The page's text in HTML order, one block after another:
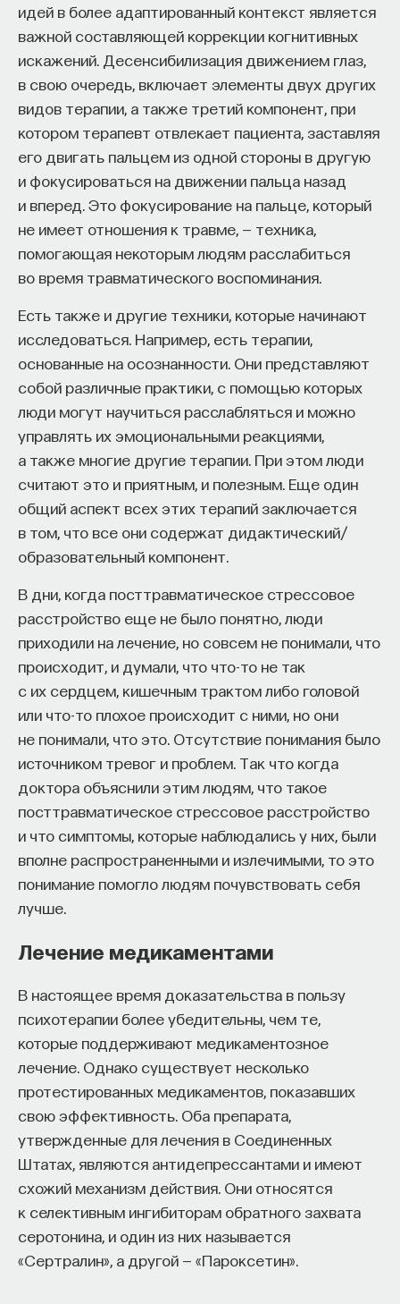
идей в более адаптированный контекст является
важной составляющей коррекции когнитивных
искажений. Десенсибилизация движением глаз,
в свою очередь, включает элементы двух других
видов терапии, а также третий компонент, при
котором терапевт отвлекает пациента, заставляя
его двигать пальцем из одной стороны в другую
и фокусироваться на движении пальца назад
и вперед. Это фокусирование на пальце, который
не имеет отношения к травме, — техника,
помогающая некоторым людям расслабиться
во время травматического воспоминания.
Есть также и другие техники, которые начинают
исследоваться. Например, есть терапии,
основанные на осознанности. Они представляют
собой различные практики, с помощью которых
люди могут научиться расслабляться и можно
управлять их эмоциональными реакциями,
а также многие другие терапии. При этом люди
считают это и приятным, и полезным. Еще один
общий аспект всех этих терапий заключается
в том, что все они содержат дидактический/
образовательный компонент.
В дни, когда посттравматическое стрессовое
расстройство еще не было понятно, люди
приходили на лечение, но совсем не понимали, что
происходит, и думали, что что-то не так
с их сердцем, кишечным трактом либо головой
или что-то плохое происходит с ними, но они
не понимали, что это. Отсутствие понимания было
источником тревог и проблем. Так что когда
доктора объяснили этим людям, что такое
посттравматическое стрессовое расстройство
и что симптомы, которые наблюдались у них, были
вполне распространенными и излечимыми, то это
понимание помогло людям почувствовать себя
лучше.
Лечение медикаментами
В настоящее время доказательства в пользу
психотерапии более убедительны, чем те,
которые поддерживают медикаментозное
лечение. Однако существует несколько
протестированных медикаментов, показавших
свою эффективность. Оба препарата,
утвержденные для лечения в Соединенных
Штатах, являются антидепрессантами и имеют
схожий механизм действия. Они относятся
к селективным ингибиторам обратного захвата
серотонина, и один из них называется
«Сертралин», а другой — «Пароксетин».